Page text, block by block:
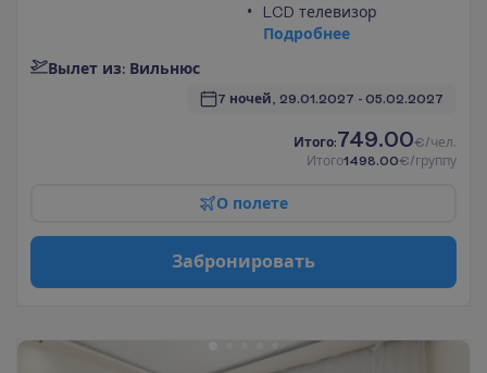
LCD телевизор
Подробнее
Вылет из: Вильнюс
7 ночей, 29.01.2027 - 05.02.2027
Итого:749.00€/чел.
Итого1498.00€/группу
О полете
Забронировать